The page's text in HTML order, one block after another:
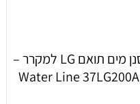
סנן מים תואם LG למקרר –
Water Line 37LG200A